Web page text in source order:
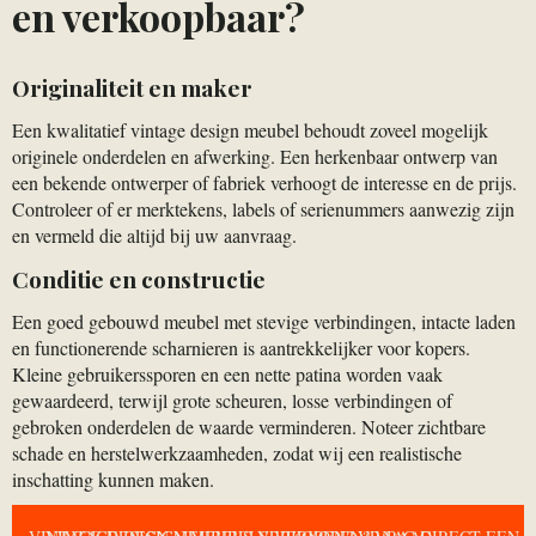
en verkoopbaar?
Originaliteit en maker
Een kwalitatief vintage design meubel behoudt zoveel mogelijk
originele onderdelen en afwerking. Een herkenbaar ontwerp van
een bekende ontwerper of fabriek verhoogt de interesse en de prijs.
Controleer of er merktekens, labels of serienummers aanwezig zijn
en vermeld die altijd bij uw aanvraag.
Conditie en constructie
Een goed gebouwd meubel met stevige verbindingen, intacte laden
en functionerende scharnieren is aantrekkelijker voor kopers.
Kleine gebruikerssporen en een nette patina worden vaak
gewaardeerd, terwijl grote scheuren, losse verbindingen of
gebroken onderdelen de waarde verminderen. Noteer zichtbare
schade en herstelwerkzaamheden, zodat wij een realistische
inschatting kunnen maken.